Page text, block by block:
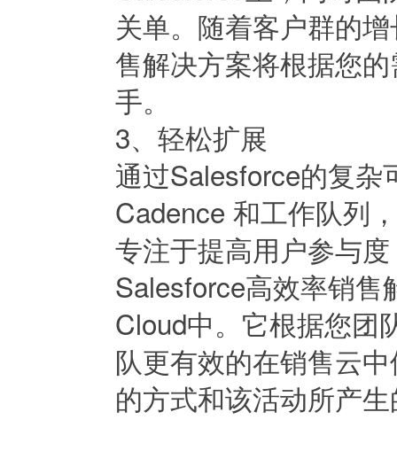
关单。随着客户群的
售解决方案将根据您
手。
3、轻松扩展
通过Salesforce的复杂
Cadence 和工作队列
专注于提高用户参与
Salesforce高效率销
Cloud中。它根据您团
队更有效的在销售云
的方式和该活动所产